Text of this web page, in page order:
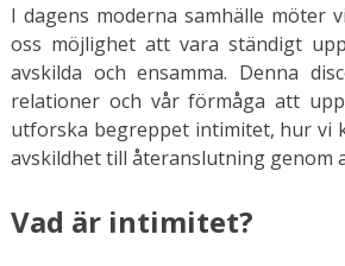
I dagens moderna samhälle möter
oss möjlighet att vara ständigt
avskilda och ensamma. Denna
relationer och vår förmåga att
utforska begreppet intimitet, hur vi
avskildhet till återanslutning genom
Vad är intimitet?